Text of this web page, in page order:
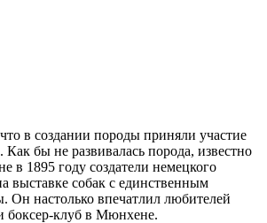
в создании породы приняли участие
бы не развивалась порода, известно
в 1895 году создатели немецкого
выставке собак с единственным
Он настолько впечатлил любителей
боксер-клуб в Мюнхене.